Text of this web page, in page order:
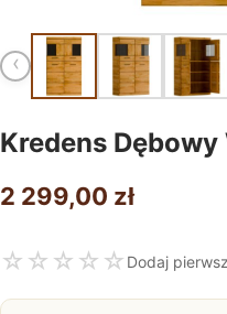
‹
Kredens
2 299,00 zł
☆ ☆ ☆ ☆ ☆ Dodaj